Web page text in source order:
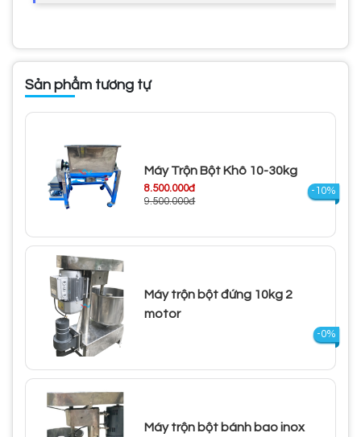
Sản phẩm tương tự
Máy Trộn Bột Khô 10-30kg
8.500.000đ
9.500.000đ
-10%
Máy trộn bột đứng 10kg 2
motor
-0%
Máy trộn bột bánh bao inox